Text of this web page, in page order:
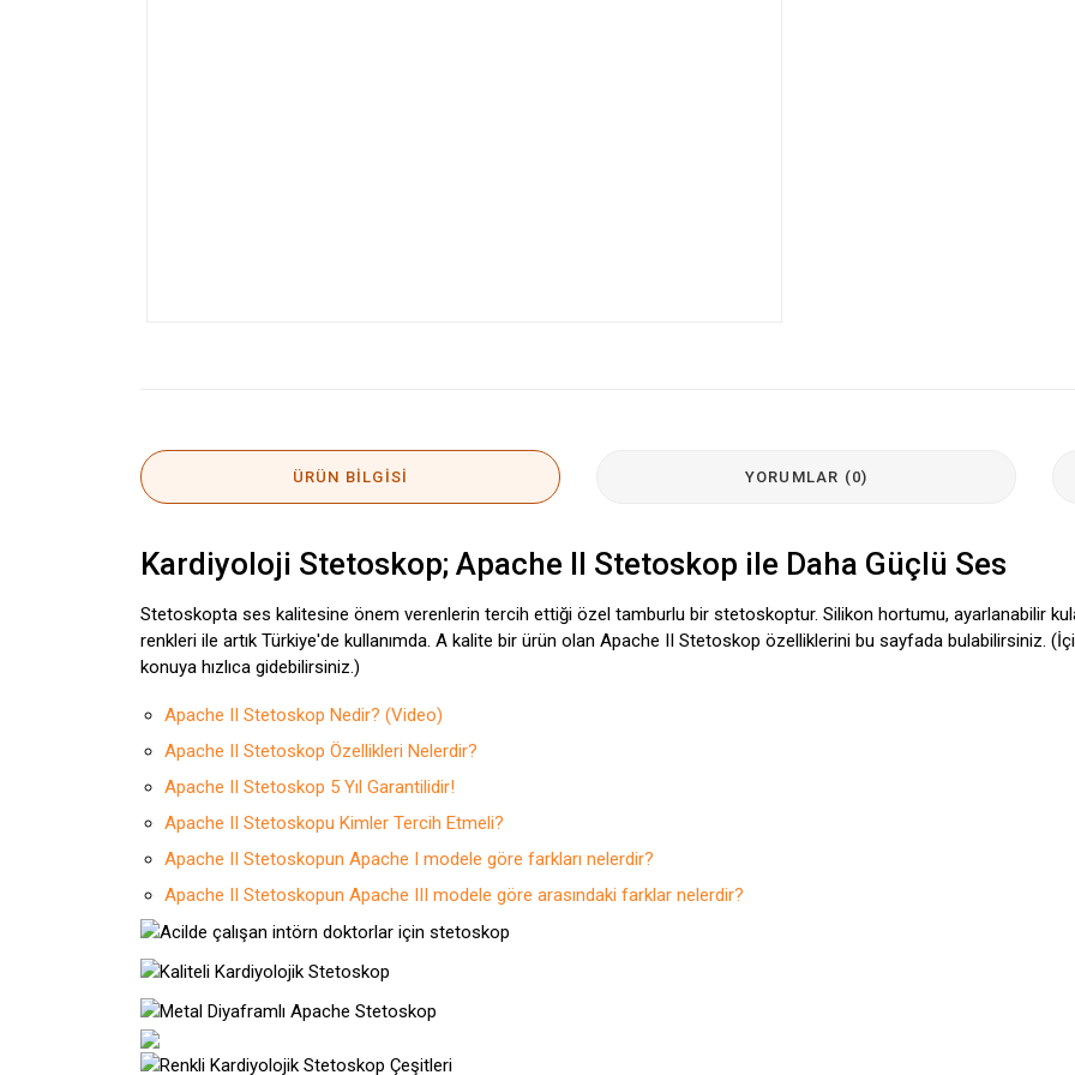
ÜRÜN BILGISI YORUMLAR (0)
Kardiyoloji Stetoskop; Apache II Stetoskop ile Daha Güçlü Ses
Stetoskopta ses kalitesine önem verenlerin tercih ettiği özel tamburlu bir stetoskoptur. Silikon hortumu, ayarlanabilir
renkleri ile artık Türkiye'de kullanımda. A kalite bir ürün olan Apache II Stetoskop özelliklerini bu sayfada bulabilirsiniz.
konuya hızlıca gidebilirsiniz.)
Apache II Stetoskop Nedir? (Video)
Apache II Stetoskop Özellikleri Nelerdir?
Apache II Stetoskop 5 Yıl Garantilidir!
Apache II Stetoskopu Kimler Tercih Etmeli?
Apache II Stetoskopun Apache I modele göre farkları nelerdir?
Apache II Stetoskopun Apache III modele göre arasındaki farklar nelerdir?